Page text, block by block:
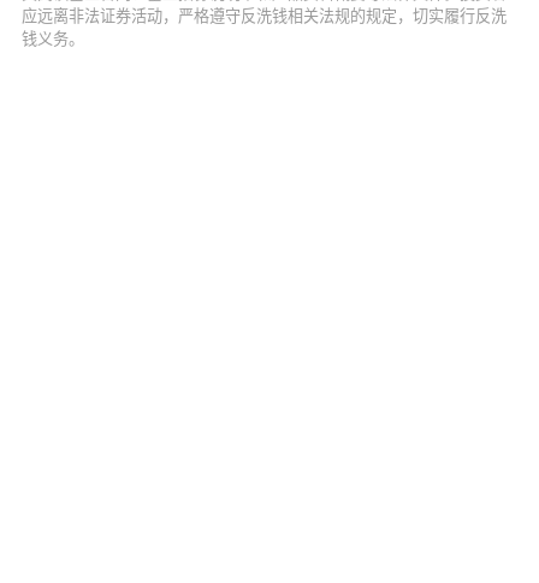
应远离非法证券活动，严格遵守反洗钱相关法规的规定，切实履行反洗
钱义务。